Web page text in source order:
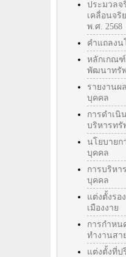
ประมวลจ
เคลื่อนจริ
พ.ศ. 2568
คำแถลงน
หลักเกณฑ์
พัฒนาทรั
รายงานผ
บุคคล
การดำเนิ
บริหารทรั
นโยบายก
บุคคล
การบริห
บุคคล
แต่งตั้งรอ
เมืองงาย
การกำหน
ทำงานสา
แต่งตั้งที่ป